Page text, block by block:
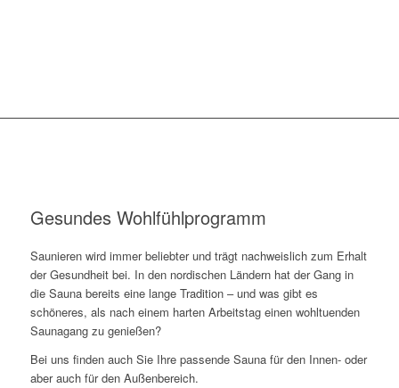
Gesundes Wohlfühlprogramm
Saunieren wird immer beliebter und trägt nachweislich zum Erhalt
der Gesundheit bei. In den nordischen Ländern hat der Gang in
die Sauna bereits eine lange Tradition – und was gibt es
schöneres, als nach einem harten Arbeitstag einen wohltuenden
Saunagang zu genießen?
Bei uns finden auch Sie Ihre passende Sauna für den Innen- oder
aber auch für den Außenbereich.